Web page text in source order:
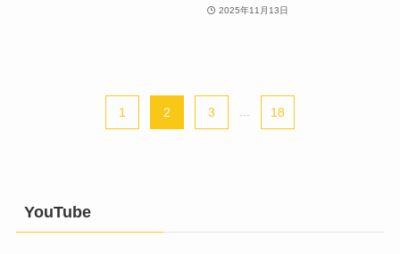
2025年11月13日
1 2 3 18
YouTube